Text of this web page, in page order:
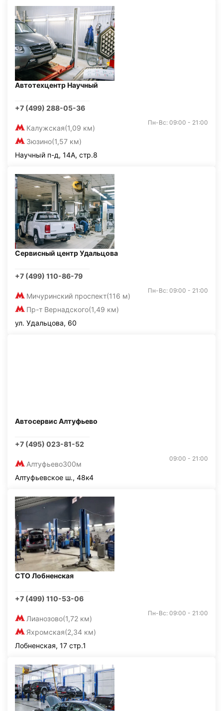
Автотехцентр Научный
+7 (499) 288-05-36
Калужская(1,09 км)
Зюзино(1,57 км)
Пн-Вс: 09:00 - 21:00
Научный п-д, 14А, стр.8
Сервисный центр Удальцова
+7 (499) 110-86-79
Мичуринский проспект(116 м)
Пр-т Вернадского(1,49 км)
Пн-Вс: 09:00 - 21:00
ул. Удальцова, 60
Автосервис Алтуфьево
+7 (495) 023-81-52
Алтуфьево300м
09:00 - 21:00
Алтуфьевское ш., 48к4
СТО Лобненская
+7 (499) 110-53-06
Лианозово(1,72 км)
Яхромская(2,34 км)
Пн-Вс: 09:00 - 21:00
Лобненская, 17 стр.1